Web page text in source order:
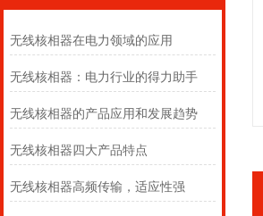
无线核相器在电力领域的应用
无线核相器：电力行业的得力助手
无线核相器的产品应用和发展趋势
无线核相器四大产品特点
无线核相器高频传输，适应性强